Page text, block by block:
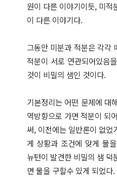
원이 다른 이야기이듯, 미적
이 다른 이야기다.
그동안 미분과 적분은 각각
적분이 서로 연관되어있음
것이 비밀의 샘인 것이다.
기본정리는 어떤 문제에 대
역방향으로 가면 적분이 되
써, 이전에는 일반론이 없었
게 상황과 조건에 맞게 물
뉴턴이 발견한 비밀의 샘 덕
면 물을 구할수 있게 되었다.